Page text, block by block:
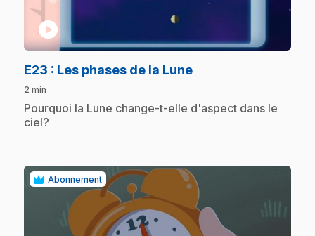
play_circle
E23 : Les phases de la Lune.
2 min
.Pourquoi la Lune change-t-elle d'aspect dans le
ciel?
Abonnement